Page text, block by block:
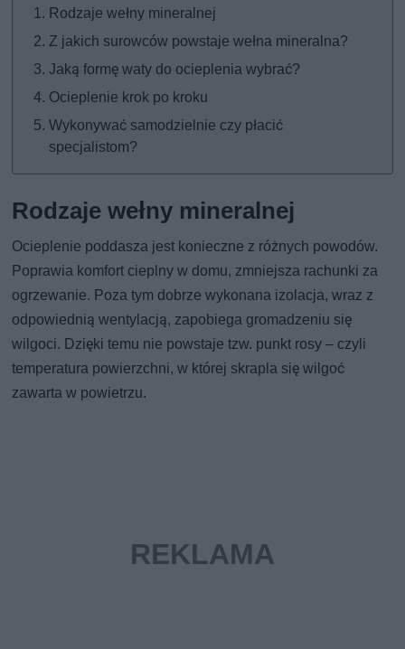
Rodzaje wełny mineralnej
Z jakich surowców powstaje wełna mineralna?
Jaką formę waty do ocieplenia wybrać?
Ocieplenie krok po kroku
Wykonywać samodzielnie czy płacić
specjalistom?
Rodzaje wełny mineralnej
Ocieplenie poddasza jest konieczne z różnych powodów.
Poprawia komfort cieplny w domu, zmniejsza rachunki za
ogrzewanie. Poza tym dobrze wykonana izolacja, wraz z
odpowiednią wentylacją, zapobiega gromadzeniu się
wilgoci. Dzięki temu nie powstaje tzw. punkt rosy – czyli
temperatura powierzchni, w której skrapla się wilgoć
zawarta w powietrzu.